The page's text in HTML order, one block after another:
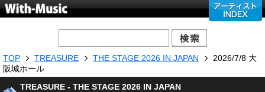
TOP TREASURE THE STAGE 2026 IN JAPAN
2026/7/8 大
阪城ホール
TREASURE - THE STAGE 2026 IN JAPAN